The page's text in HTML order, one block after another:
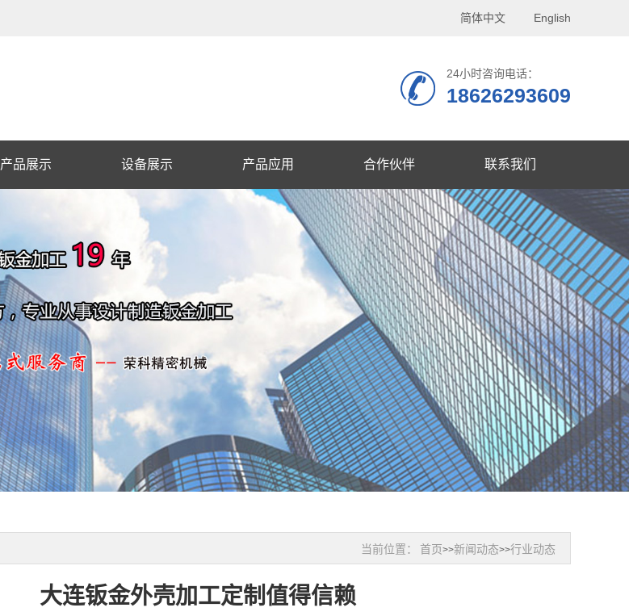
简体中文 English
24小时咨询电话：
18626293609
产品展示 设备展示 产品应用 合作伙伴 联系我们
当前位置： 首页>>新闻动态>>行业动态
大连钣金外壳加工定制值得信赖